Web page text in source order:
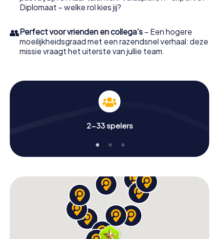
Diplomaat – welke rol kies jij?
👥Perfect voor vrienden en collega’s – Een hogere
moeilijkheidsgraad met een razendsnel verhaal: deze
missie vraagt het uiterste van jullie team.
2-33 spelers